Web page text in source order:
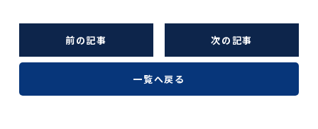
前の記事 次の記事
一覧へ戻る